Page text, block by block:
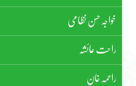
خواجہ حسن نظامی
راحت عائشہ
راحمہ خان